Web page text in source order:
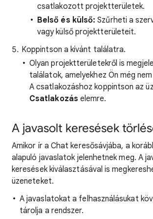
csatlakozott projektterületek.
Belső és külső: Szűrheti a
vagy külső projektterületeit.
Koppintson a kívánt találatra.
Olyan projektterületekről is
találatok, amelyekhez Ön még
A csatlakozáshoz koppintson az
Csatlakozás elemre.
A javasolt keresések
Amikor ír a Chat keresősávjába, a
alapuló javaslatok jelenhetnek meg. A
keresések kiválasztásával is
üzeneteket.
A javaslatokat a felhasználásukat
tárolja a rendszer.